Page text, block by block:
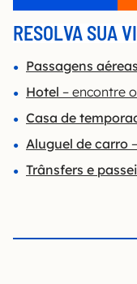
RESOLVA SUA
Passagens aéreas
Hotel – encontre
Casa de
Aluguel de carro
Trânsfers e